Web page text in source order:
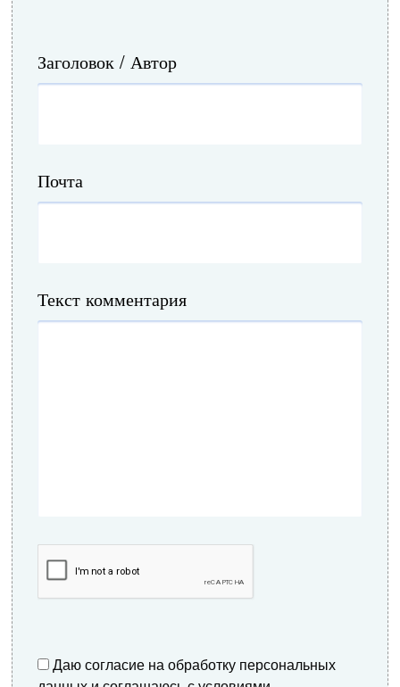
Заголовок / Автор
Почта
Текст комментария
Даю согласие на обработку персональных